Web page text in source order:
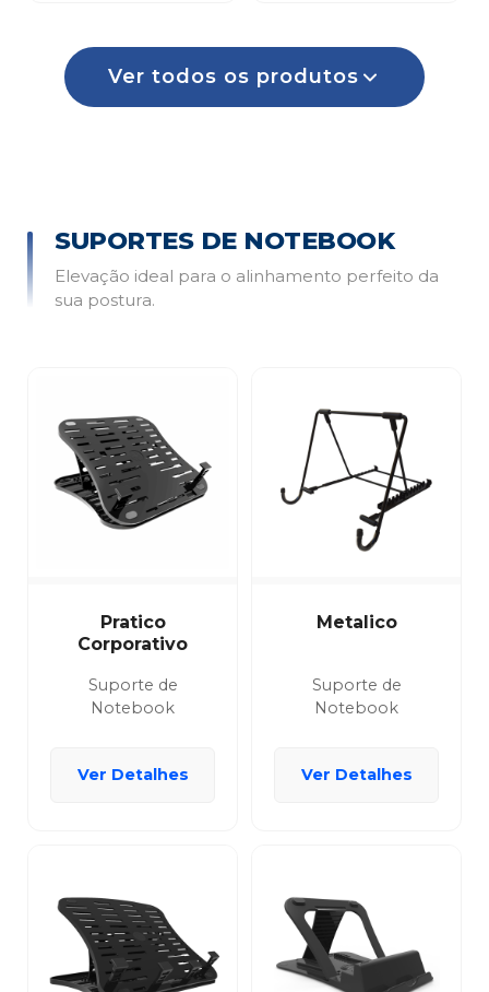
Ver todos os produtos
SUPORTES DE NOTEBOOK
Elevação ideal para o alinhamento perfeito da
sua postura.
Pratico
Corporativo
Suporte de
Notebook
Ver Detalhes
Metalico
Suporte de
Notebook
Ver Detalhes